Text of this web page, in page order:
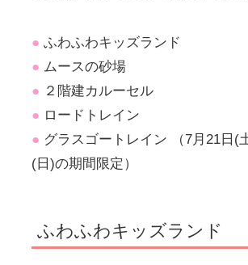
● ふわふわキッズランド
● ムースの砂場
● ２階建カルーセル
● ロードトレイン
● グラスゴートレイン （7月21日(
(日)の期間限定）
ふわふわキッズランド